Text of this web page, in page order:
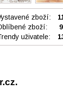
zboží:
zboží:
uživatele: